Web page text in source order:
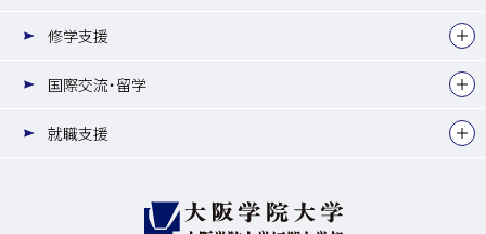
修学支援
国際交流・留学
就職支援